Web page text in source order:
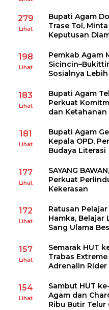
279
Lihat
Bupati Agam
Trase Tol,
Keputusan
198
Lihat
Pemkab Agam
Sosialnya
183
Lihat
Bupati Agam
Perkuat
dan Ketahanan
181
Lihat
Bupati Agam
Kepala OPD,
Budaya Literasi
177
Lihat
SAYANG
Perkuat
Kekerasan
172
Lihat
Ratusan
Hamka, Belajar
Sang Ulama
157
Lihat
Semarak HUT
Trabas
Adrenalin Rider
154
Lihat
Sambut HUT
Agam dan
Ribu Butir